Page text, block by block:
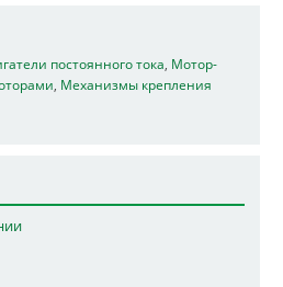
постоянного тока Мотор-
Механизмы крепления